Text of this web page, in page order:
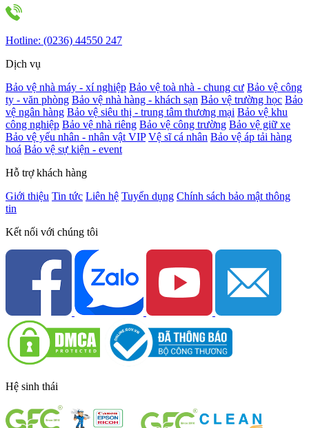
Hotline: (0236) 44550 247
Dịch vụ
Bảo vệ nhà máy - xí nghiệp Bảo vệ toà nhà - chung cư Bảo vệ công
ty - văn phòng Bảo vệ nhà hàng - khách sạn Bảo vệ trường học Bảo
vệ ngân hàng Bảo vệ siêu thị - trung tâm thương mại Bảo vệ khu
công nghiệp Bảo vệ nhà riêng Bảo vệ công trường Bảo vệ giữ xe
Bảo vệ yếu nhân - nhân vật VIP Vệ sĩ cá nhân Bảo vệ áp tải hàng
hoá Bảo vệ sự kiện - event
Hỗ trợ khách hàng
Giới thiệu Tin tức Liên hệ Tuyển dụng Chính sách bảo mật thông
tin
Kết nối với chúng tôi
Hệ sinh thái